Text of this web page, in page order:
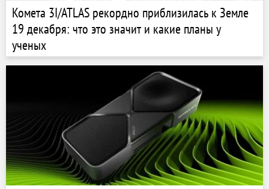
Комета 3I/ATLAS рекордно приблизилась к Земле
19 декабря: что это значит и какие планы у
ученых